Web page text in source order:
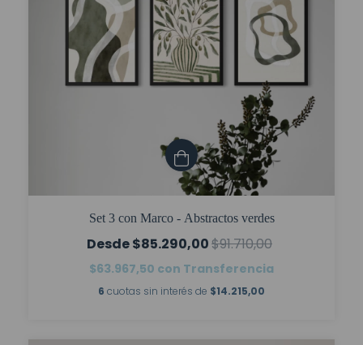
Set 3 con Marco - Abstractos verdes
$85.290,00$91.710,00
$63.967,50 con Transferencia
6 cuotas sin interés de $14.215,00